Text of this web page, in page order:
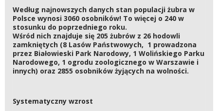
Według najnowszych danych stan populacji żubra w
Polsce wynosi 3060 osobników! To więcej o 240 w
stosunku do poprzedniego roku.
Wśród nich znajduje się 205 żubrów z 26 hodowli
zamkniętych (8 Lasów Państwowych, 1 prowadzona
przez Białowieski Park Narodowy, 1 Wolińskiego Parku
Narodowego, 1 ogrodu zoologicznego w Warszawie i
innych) oraz 2855 osobników żyjących na wolności.
Systematyczny wzrost